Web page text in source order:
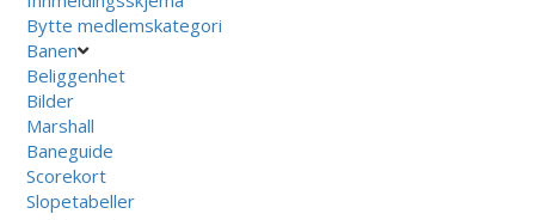
Bytte medlemskategori
Banen
Beliggenhet
Bilder
Marshall
Baneguide
Scorekort
Slopetabeller